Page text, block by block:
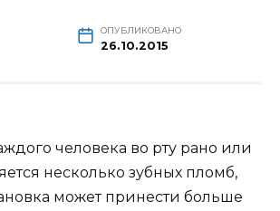
ОПУБЛИКОВАНО
26.10.2015
человека во рту рано или
несколько зубных пломб,
может принести больше